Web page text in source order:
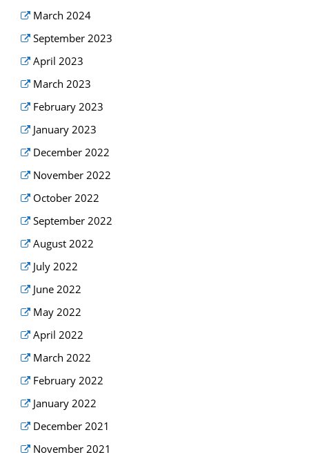
March 2024
September 2023
April 2023
March 2023
February 2023
January 2023
December 2022
November 2022
October 2022
September 2022
August 2022
July 2022
June 2022
May 2022
April 2022
March 2022
February 2022
January 2022
December 2021
November 2021